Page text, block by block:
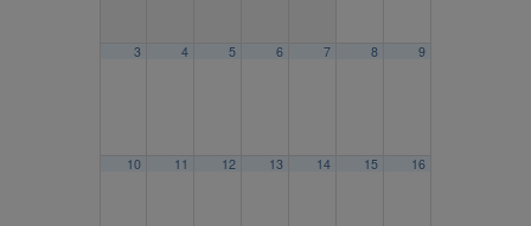
3 4 5 6 7 8 9
10 11 12 13 14 15 16